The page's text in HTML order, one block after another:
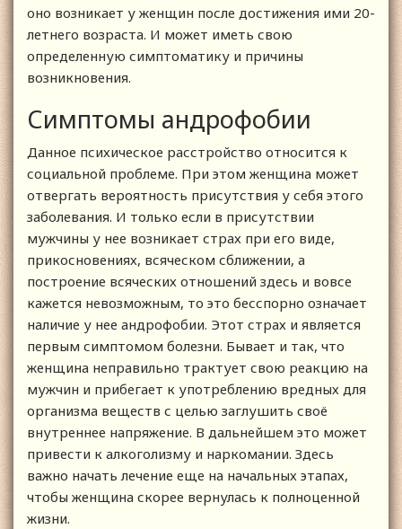
оно возникает у женщин после достижения ими 20-
летнего возраста. И может иметь свою
определенную симптоматику и причины
возникновения.
Симптомы андрофобии
Данное психическое расстройство относится к
социальной проблеме. При этом женщина может
отвергать вероятность присутствия у себя этого
заболевания. И только если в присутствии
мужчины у нее возникает страх при его виде,
прикосновениях, всяческом сближении, а
построение всяческих отношений здесь и вовсе
кажется невозможным, то это бесспорно означает
наличие у нее андрофобии. Этот страх и является
первым симптомом болезни. Бывает и так, что
женщина неправильно трактует свою реакцию на
мужчин и прибегает к употреблению вредных для
организма веществ с целью заглушить своё
внутреннее напряжение. В дальнейшем это может
привести к алкоголизму и наркомании. Здесь
важно начать лечение еще на начальных этапах,
чтобы женщина скорее вернулась к полноценной
жизни.